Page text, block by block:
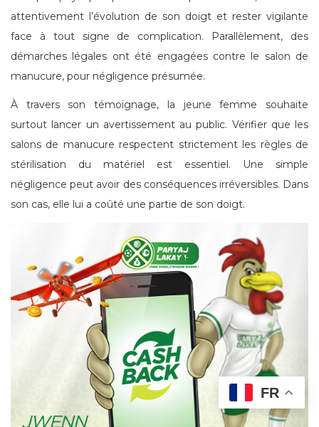
attentivement l’évolution de son doigt et rester vigilante
face à tout signe de complication. Parallèlement, des
démarches légales ont été engagées contre le salon de
manucure, pour négligence présumée.
À travers son témoignage, la jeune femme souhaite
surtout lancer un avertissement au public. Vérifier que les
salons de manucure respectent strictement les règles de
stérilisation du matériel est essentiel. Une simple
négligence peut avoir des conséquences irréversibles. Dans
son cas, elle lui a coûté une partie de son doigt.
FR